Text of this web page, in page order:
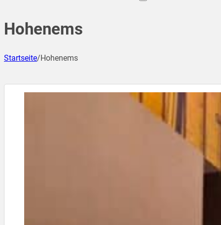
Hohenems
Startseite/Hohenems